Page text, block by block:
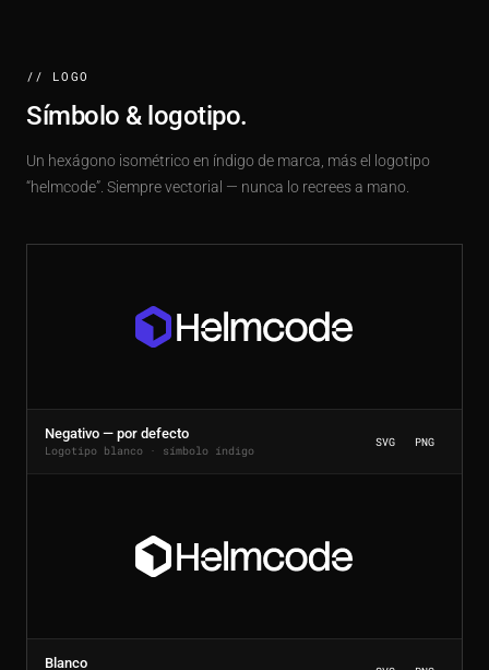
// LOGO
Símbolo & logotipo.
Un hexágono isométrico en índigo de marca, más el logotipo
“helmcode”. Siempre vectorial — nunca lo recrees a mano.
Negativo — por defecto
Logotipo blanco · símbolo índigo
SVG PNG
Blanco